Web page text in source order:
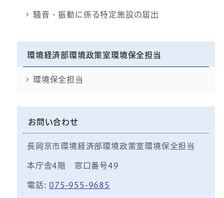
騒音・振動に係る特定施設の届出
環境経済部環境政策室環境保全担当
環境保全担当
お問い合わせ
長岡京市環境経済部環境政策室環境保全担当
本庁舎4階 窓口番号49
電話: 075-955-9685